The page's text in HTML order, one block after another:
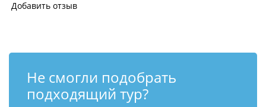
Добавить отзыв
Не смогли подобрать
подходящий тур?